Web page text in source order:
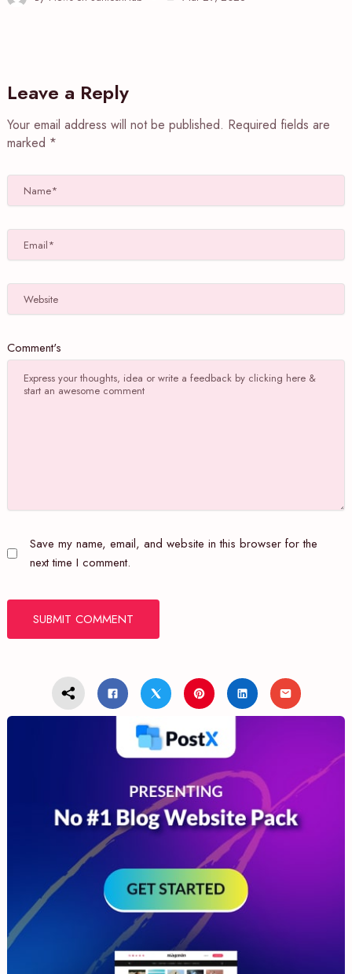
Leave a Reply
Your email address will not be published. Required fields are
marked *
Comment's
Name*
Email*
Website
Save my name, email, and website in this browser for the
next time I comment.